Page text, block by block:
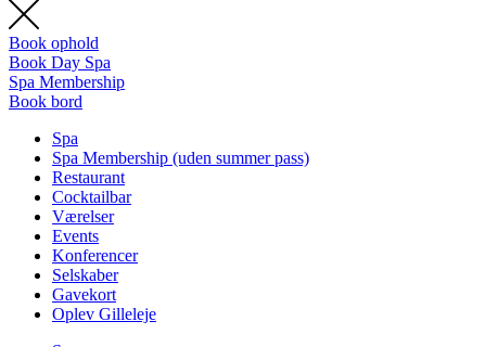
Book ophold
Book Day Spa
Spa Membership
Book bord
Spa
Spa Membership (uden summer pass)
Restaurant
Cocktailbar
Værelser
Events
Konferencer
Selskaber
Gavekort
Oplev Gilleleje